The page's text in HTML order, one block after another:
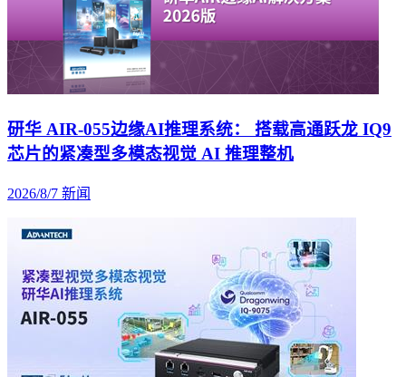
研华 AIR-055边缘AI推理系统： 搭载高通跃龙 IQ9
芯片的紧凑型多模态视觉 AI 推理整机
2026/8/7 新闻